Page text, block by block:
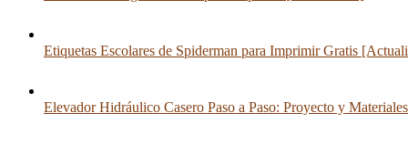
Etiquetas Escolares de Spiderman para Imprimir Gratis
Elevador Hidráulico Casero Paso a Paso: Proyecto y